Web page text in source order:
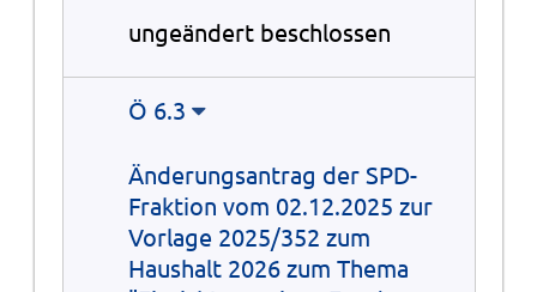
ungeändert beschlossen
Ö 6.3
Änderungsantrag der SPD-
Fraktion vom 02.12.2025 zur
Vorlage 2025/352 zum
Haushalt 2026 zum Thema